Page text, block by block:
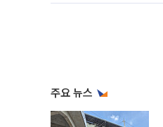
주요 뉴스